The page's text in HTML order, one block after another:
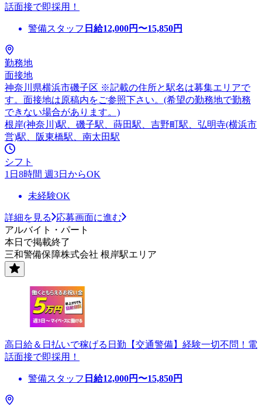
話面接で即採用！
警備スタッフ 日給12,000円〜15,850円
勤務地
面接地
神奈川県横浜市磯子区 ※記載の住所と駅名は募集エリアで
す。面接地は原稿内をご参照下さい。(希望の勤務地で勤務
できない場合があります。)
根岸(神奈川)駅、磯子駅、蒔田駅、吉野町駅、弘明寺(横浜市
営)駅、阪東橋駅、南太田駅
シフト
1日8時間 週3日からOK
未経験OK
詳細を見る
応募画面に進む
アルバイト・パート
本日で掲載終了
三和警備保障株式会社 根岸駅エリア
高日給＆日払いで稼げる日勤【交通警備】経験一切不問！電
話面接で即採用！
警備スタッフ 日給12,000円〜15,850円